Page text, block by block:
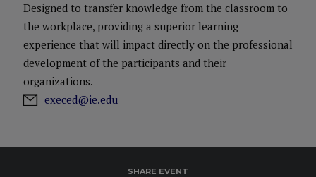
Designed to transfer knowledge from the classroom to
the workplace, providing a superior learning
experience that will impact directly on the professional
development of the participants and their
organizations.
execed@ie.edu
SHARE EVENT